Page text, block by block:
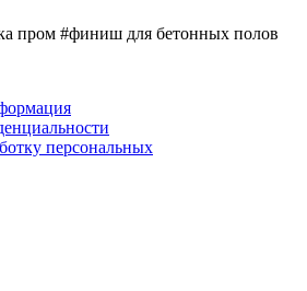
пром #финиш для бетонных полов
персональных